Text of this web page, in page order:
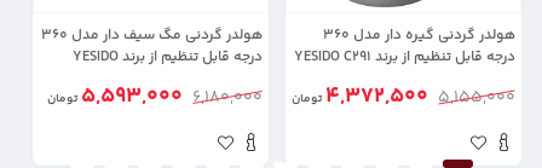
هولدر گردنی گیره دار مدل 360
درجه قابل تنظیم از برند YESIDO C291
5,155,000
4,372,500 تومان
هولدر گردنی مگ سیف دار مدل 360
درجه قابل تنظیم از برند YESIDO
6,180,000
5,593,000 تومان